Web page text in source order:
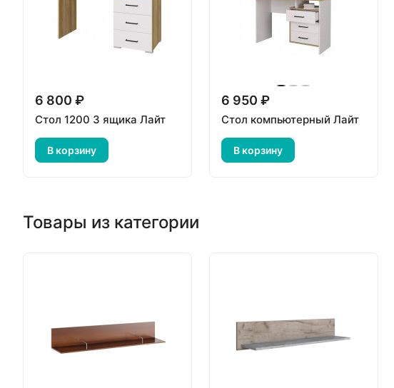
6 800 ₽
Стол 1200 3 ящика Лайт
В корзину
6 950 ₽
Стол компьютерный Лайт
В корзину
Товары из категории